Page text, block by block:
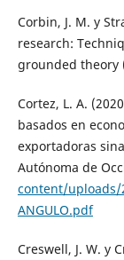
Corbin, J. M. y
research:
grounded theory
Cortez, L. A.
basados en
exportadoras
Autónoma de
content/uploads/
ANGULO.pdf
Creswell, J. W. y